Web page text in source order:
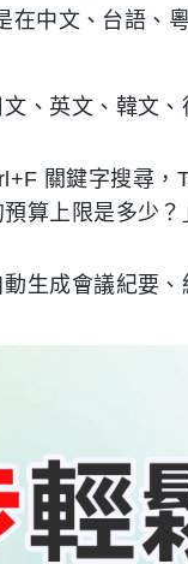
中文、台語、
文、英文、韓文
關鍵字搜尋
算上限是多少
動生成會議紀要